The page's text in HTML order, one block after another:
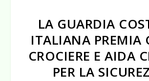
LA GUARDIA
ITALIANA PREMIA
CROCIERE E AIDA
PER LA